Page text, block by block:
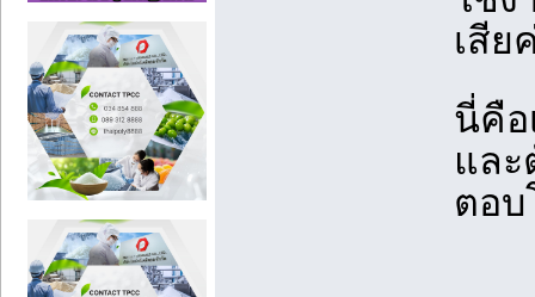
เสีย
นี่คือ
และ
ตอบ